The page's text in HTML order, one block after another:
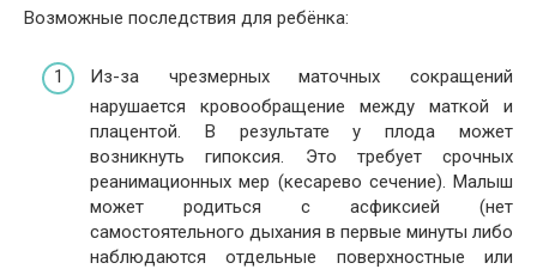
Возможные последствия для ребёнка:
Из-за чрезмерных маточных сокращений
нарушается кровообращение между маткой и
плацентой. В результате у плода может
возникнуть гипоксия. Это требует срочных
реанимационных мер (кесарево сечение). Малыш
может родиться с асфиксией (нет
самостоятельного дыхания в первые минуты либо
наблюдаются отдельные поверхностные или